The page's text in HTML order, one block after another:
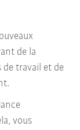
de la
de travail et de
vous